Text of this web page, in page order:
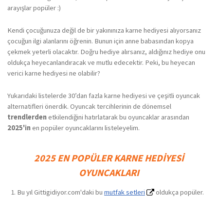
arayışlar popüler :)
Kendi çocuğunuza değil de bir yakınınıza karne hediyesi alıyorsanız
çocuğun ilgi alanlarını öğrenin. Bunun için anne babasından kopya
çekmek yeterli olacaktır. Doğru hediye alırsanız, aldığınız hediye onu
oldukça heyecanlandıracak ve mutlu edecektir. Peki, bu heyecan
verici karne hediyesi ne olabilir?
Yukarıdaki listelerde 30’dan fazla karne hediyesi ve çeşitli oyuncak
alternatifleri önerdik. Oyuncak tercihlerinin de dönemsel
trendlerdenetkilendiğini hatırlatarak bu oyuncaklar arasından
2025'inen popüler oyuncaklarını listeleyelim.
2025 EN POPÜLER KARNE HEDIYESI
OYUNCAKLARI
Bu yıl Gittigidiyor.com'daki bu mutfak setleri
oldukça popüler.